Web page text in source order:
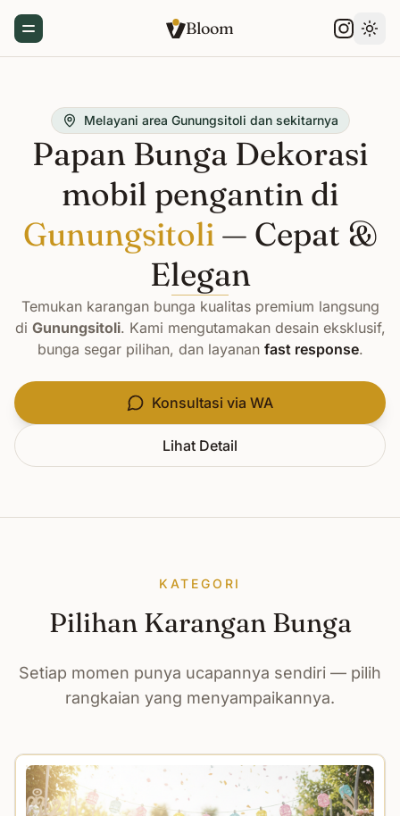
Toggle Menu Bloom
Melayani area Gunungsitoli dan sekitarnya
Papan Bunga Dekorasi
mobil pengantin di
Gunungsitoli— Cepat &
Elegan
Temukan karangan bunga kualitas premium langsung
di Gunungsitoli. Kami mengutamakan desain eksklusif,
bunga segar pilihan, dan layanan fast response.
Konsultasi via WA
Lihat Detail
KATEGORI
Pilihan Karangan Bunga
Setiap momen punya ucapannya sendiri — pilih
rangkaian yang menyampaikannya.